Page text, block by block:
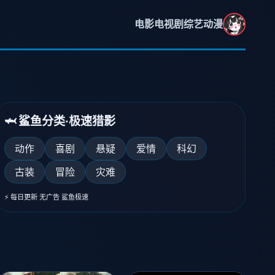
电影电视剧综艺动漫
鲨鱼喜剧秀》
笑综艺狂欢
🦈 鲨鱼分类·极速猎影
动作 喜剧 悬疑 爱情
科幻
古装
冒险 灾难
⚡ 每日更新 无广告 鲨鱼极速